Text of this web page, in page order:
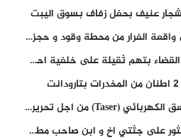
توقيف المتورطين في واقعة الفرار من محطة وقود و حجز السيارة
احالة 25 شخص على القضاء بتهم ثقيلة على خلفية احداث المناطق الشمالية
استعمال مسدس الصعق الكهربائي (Taser) من اجل تحرير شابة محتجزة
استنفار امني بعد العثور على جثتي اخ و ابن صاحب مطعم اسماك مشهور بطنجة